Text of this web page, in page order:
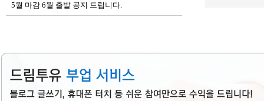
5월 마감 6월 출발 공지 드립니다.